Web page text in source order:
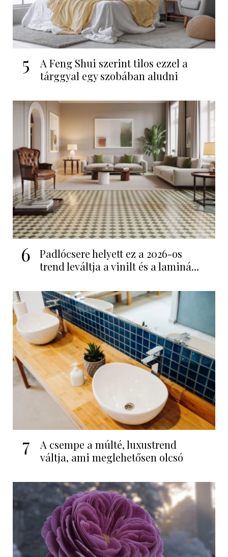
5
A Feng Shui szerint tilos ezzel a
tárggyal egy szobában aludni
6
Padlócsere helyett ez a 2026-os
trend leváltja a vinilt és a laminá...
7
A csempe a múlté, luxustrend
váltja, ami meglehetősen olcsó